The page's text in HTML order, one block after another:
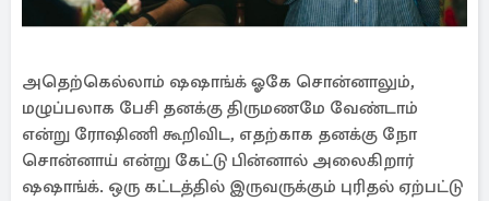
அதெற்கெல்லாம் ஷஷாங்க் ஓகே சொன்னாலும்,
மழுப்பலாக பேசி தனக்கு திருமணமே வேண்டாம்
என்று ரோஷிணி கூறிவிட, எதற்காக தனக்கு நோ
சொன்னாய் என்று கேட்டு பின்னால் அலைகிறார்
ஷஷாங்க். ஒரு கட்டத்தில் இருவருக்கும் புரிதல் ஏற்பட்டு